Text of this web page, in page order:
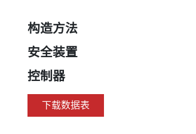
构造方法
安全装置
控制器
下载数据表